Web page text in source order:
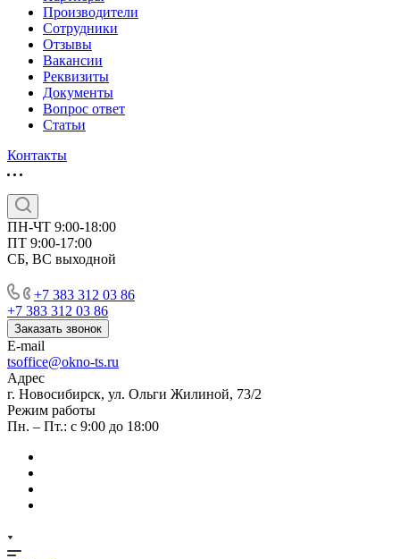
Производители
Сотрудники
Отзывы
Вакансии
Реквизиты
Документы
Вопрос ответ
Статьи
Контакты
ПН-ЧТ 9:00-18:00
ПТ 9:00-17:00
СБ, ВС выходной
+7 383 312 03 86
+7 383 312 03 86
Заказать звонок
E-mail
tsoffice@okno-ts.ru
Адрес
г. Новосибирск, ул. Ольги Жилиной, 73/2
Режим работы
Пн. – Пт.: с 9:00 до 18:00